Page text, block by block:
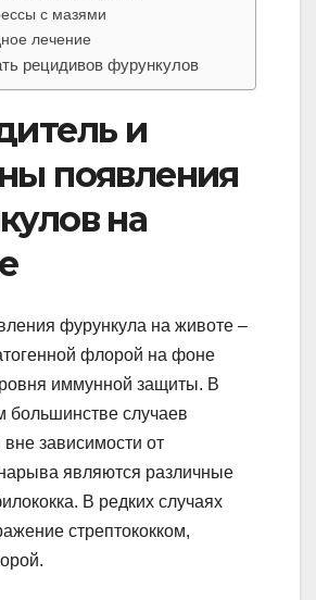
с мазями
лечение
рецидивов фурункулов
и
появления
на
фурункула на животе –
флорой на фоне
иммунной защиты. В
случаев
вне зависимости от
являются различные
В редких случаях
стрептококком,